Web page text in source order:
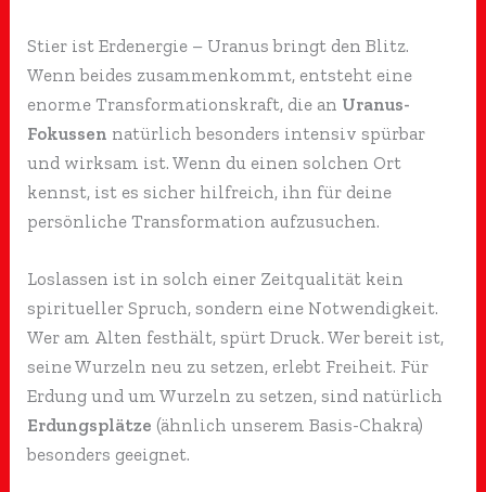
Stier ist Erdenergie – Uranus bringt den Blitz.
Wenn beides zusammenkommt, entsteht eine
enorme Transformationskraft, die an Uranus-
Fokussen natürlich besonders intensiv spürbar
und wirksam ist. Wenn du einen solchen Ort
kennst, ist es sicher hilfreich, ihn für deine
persönliche Transformation aufzusuchen.
Loslassen ist in solch einer Zeitqualität kein
spiritueller Spruch, sondern eine Notwendigkeit.
Wer am Alten festhält, spürt Druck. Wer bereit ist,
seine Wurzeln neu zu setzen, erlebt Freiheit. Für
Erdung und um Wurzeln zu setzen, sind natürlich
Erdungsplätze (ähnlich unserem Basis-Chakra)
besonders geeignet.